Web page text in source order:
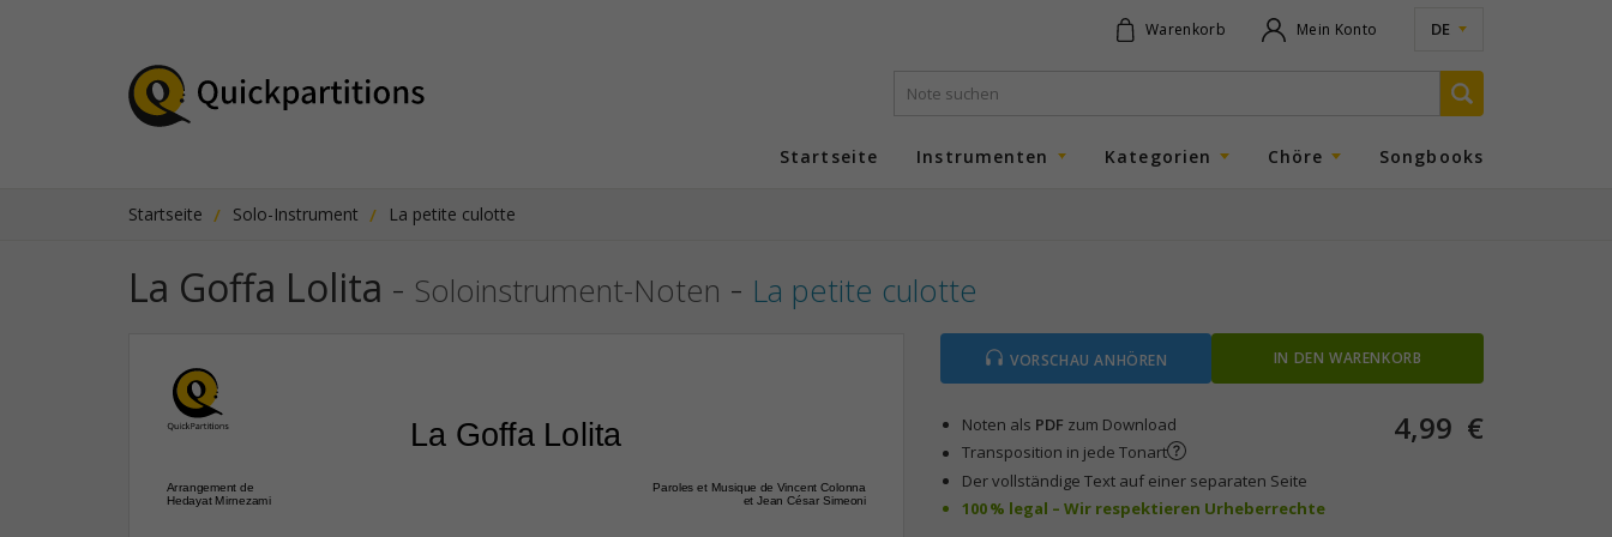
Warenkorb Mein Konto DE
Startseite Instrumenten Kategorien Chöre Songbooks
Startseite Solo-Instrument La petite culotte
La Goffa Lolita - Soloinstrument-Noten - La petite culotte
Arrangement de
Hedayat Mirnezami
La Goffa Lolita
Paroles et Musique de Vincent Colonna
et Jean César Simeoni
VORSCHAU ANHÖREN IN DEN WARENKORB
Noten als PDF zum Download
Transposition in jede Tonart
Der vollständige Text auf einer separaten Seite
100 % legal – Wir respektieren Urheberrechte
4,99 €